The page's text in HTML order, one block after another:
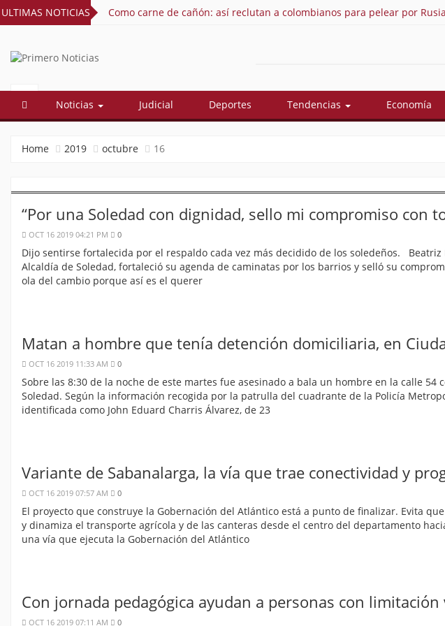
ULTIMAS NOTICIAS Como carne de cañón: así reclutan a colombianos para pelear por
NOTICIAS
Noticias Judicial Deportes Tendencias Economía
Home 2019 octubre 16
“Por una Soledad con dignidad, sello mi compromiso con
OCT 16 2019 04:21 PM 0
Dijo sentirse fortalecida por el respaldo cada vez más decidido de los soledeños. Beatriz
Alcaldía de Soledad, fortaleció su agenda de caminatas por los barrios y selló su
ola del cambio porque así es el querer
Matan a hombre que tenía detención domiciliaria, en
OCT 16 2019 11:33 AM 0
Sobre las 8:30 de la noche de este martes fue asesinado a bala un hombre en la calle
Soledad. Según la información recogida por la patrulla del cuadrante de la Policía
identificada como John Eduard Charris Álvarez, de 23
Variante de Sabanalarga, la vía que trae conectividad y
OCT 16 2019 07:57 AM 0
El proyecto que construye la Gobernación del Atlántico está a punto de finalizar. Evita
y dinamiza el transporte agrícola y de las canteras desde el centro del departamento
una vía que ejecuta la Gobernación del Atlántico
Con jornada pedagógica ayudan a personas con
OCT 16 2019 07:11 AM 0